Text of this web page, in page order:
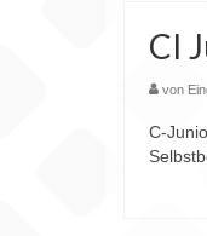
CI
von
C-